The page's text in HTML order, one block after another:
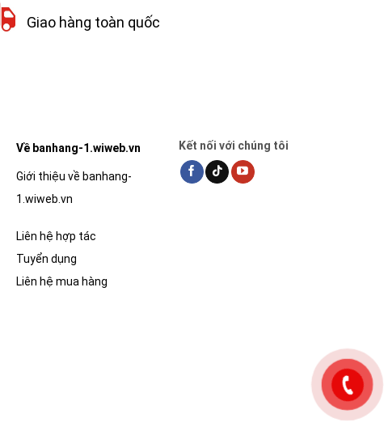
Giao hàng toàn quốc
Về banhang-1.wiweb.vn
Giới thiệu về banhang-
1.wiweb.vn
Liên hệ hợp tác
Tuyển dụng
Liên hệ mua hàng
Kết nối với chúng tôi